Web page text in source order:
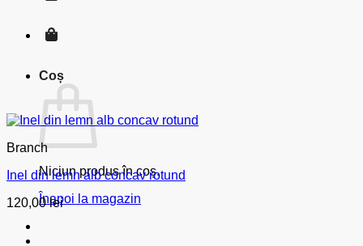
Coș
Niciun produs în coș.
Înapoi la magazin
Branch
Inel din lemn alb concav rotund
120,00lei